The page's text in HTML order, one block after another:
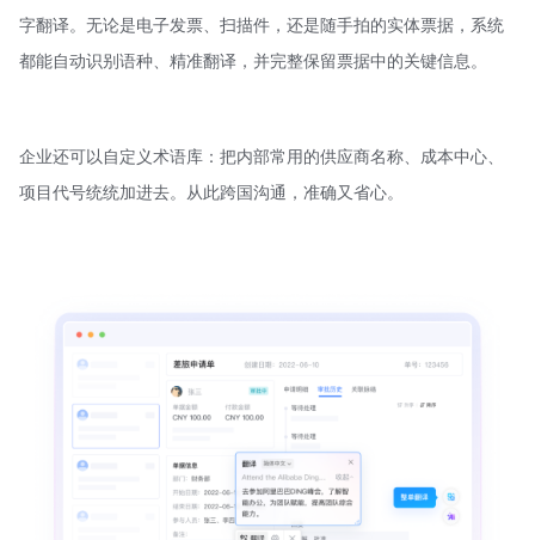
字翻译。无论是电子发票、扫描件，还是随手拍的实体票据，系统
都能自动识别语种、精准翻译，并完整保留票据中的关键信息。
企业还可以自定义术语库：把内部常用的供应商名称、成本中心、
项目代号统统加进去。从此跨国沟通，准确又省心。